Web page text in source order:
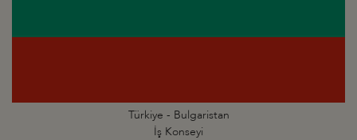
Türkiye - Bulgaristan
İş Konseyi